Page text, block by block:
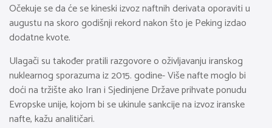
Očekuje se da će se kineski izvoz naftnih derivata oporaviti u
augustu na skoro godišnji rekord nakon što je Peking izdao
dodatne kvote.
Ulagači su također pratili razgovore o oživljavanju iranskog
nuklearnog sporazuma iz 2015. godine- Više nafte moglo bi
doći na tržište ako Iran i Sjedinjene Države prihvate ponudu
Evropske unije, kojom bi se ukinule sankcije na izvoz iranske
nafte, kažu analitičari.